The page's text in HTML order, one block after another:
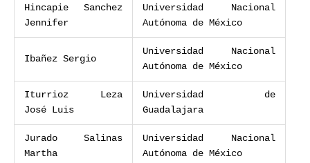
Hincapie Sanchez
Jennifer
Universidad Nacional
Autónoma de México
Ibañez Sergio
Universidad Nacional
Autónoma de México
Iturrioz Leza
José Luis
Universidad de
Guadalajara
Jurado Salinas
Martha
Universidad Nacional
Autónoma de México